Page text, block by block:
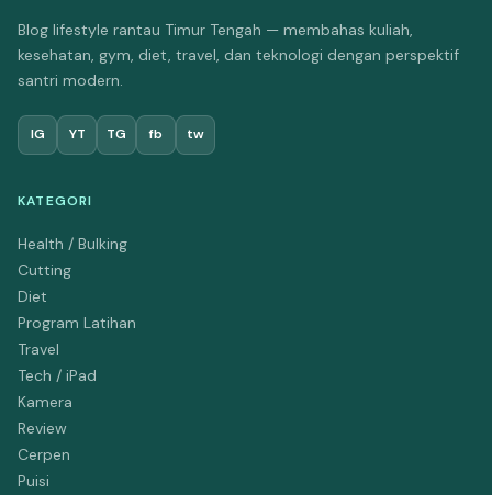
Blog lifestyle rantau Timur Tengah — membahas kuliah,
kesehatan, gym, diet, travel, dan teknologi dengan perspektif
santri modern.
IG YT TG fb tw
KATEGORI
Health / Bulking
Cutting
Diet
Program Latihan
Travel
Tech / iPad
Kamera
Review
Cerpen
Puisi